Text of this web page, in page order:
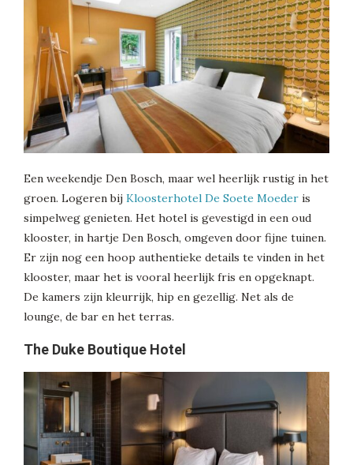
Een weekendje Den Bosch, maar wel heerlijk rustig in het
groen. Logeren bij Kloosterhotel De Soete Moeder is
simpelweg genieten. Het hotel is gevestigd in een oud
klooster, in hartje Den Bosch, omgeven door fijne tuinen.
Er zijn nog een hoop authentieke details te vinden in het
klooster, maar het is vooral heerlijk fris en opgeknapt.
De kamers zijn kleurrijk, hip en gezellig. Net als de
lounge, de bar en het terras.
The Duke Boutique Hotel